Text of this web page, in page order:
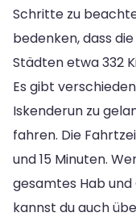
Schritte zu
bedenken, dass
Städten etwa 332
Es gibt
Iskenderun zu
fahren. Die
und 15 Minuten.
gesamtes Hab
kannst du auch